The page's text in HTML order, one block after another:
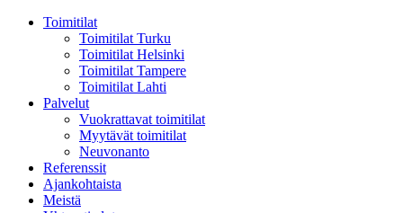
Toimitilat
Toimitilat Turku
Toimitilat Helsinki
Toimitilat Tampere
Toimitilat Lahti
Palvelut
Vuokrattavat toimitilat
Myytävät toimitilat
Neuvonanto
Referenssit
Ajankohtaista
Meistä